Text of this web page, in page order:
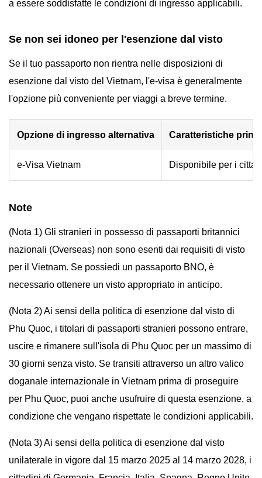
a essere soddisfatte le condizioni di ingresso applicabili.
Se non sei idoneo per l'esenzione dal visto
Se il tuo passaporto non rientra nelle disposizioni di
esenzione dal visto del Vietnam, l'e-visa è generalmente
l'opzione più conveniente per viaggi a breve termine.
Opzione di ingresso alternativa Caratteristiche
e-Visa Vietnam Disponibile per i
Note
(Nota 1) Gli stranieri in possesso di passaporti britannici
nazionali (Overseas) non sono esenti dai requisiti di visto
per il Vietnam. Se possiedi un passaporto BNO, è
necessario ottenere un visto appropriato in anticipo.
(Nota 2) Ai sensi della politica di esenzione dal visto di
Phu Quoc, i titolari di passaporti stranieri possono entrare,
uscire e rimanere sull'isola di Phu Quoc per un massimo di
30 giorni senza visto. Se transiti attraverso un altro valico
doganale internazionale in Vietnam prima di proseguire
per Phu Quoc, puoi anche usufruire di questa esenzione, a
condizione che vengano rispettate le condizioni applicabili.
(Nota 3) Ai sensi della politica di esenzione dal visto
unilaterale in vigore dal 15 marzo 2025 al 14 marzo 2028, i